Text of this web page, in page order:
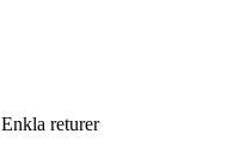
Enkla returer